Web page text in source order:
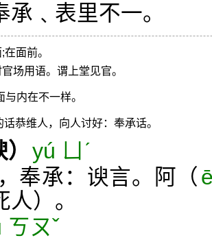
承﹑表里不一。
面前。
场用语。谓上堂见官。
与内在不一样。
话恭维人，向人讨好：奉承话。
yú ㄩˊ
奉承：谀言。阿（
人）。
ㄎㄡˇ